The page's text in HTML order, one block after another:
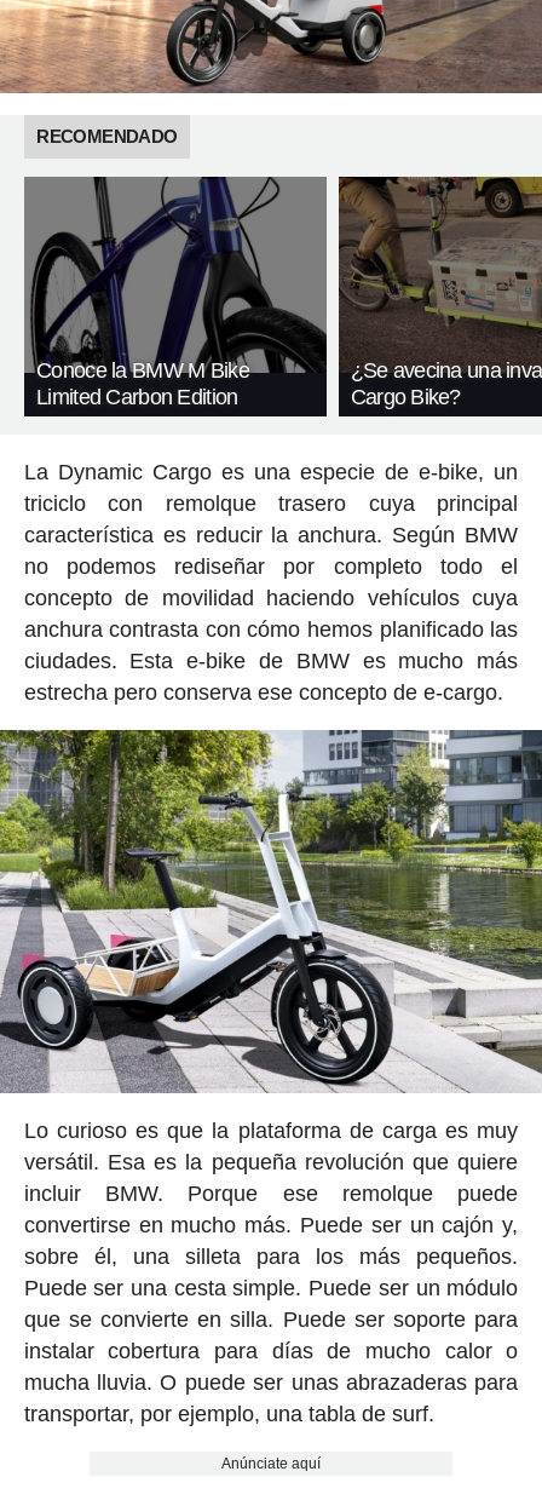
RECOMENDADO
Conoce la BMW M Bike
Limited Carbon Edition
¿Se avecina una
Cargo Bike?
La Dynamic Cargo es una especie de e-bike, un
triciclo con remolque trasero cuya principal
característica es reducir la anchura. Según BMW
no podemos rediseñar por completo todo el
concepto de movilidad haciendo vehículos cuya
anchura contrasta con cómo hemos planificado las
ciudades. Esta e-bike de BMW es mucho más
estrecha pero conserva ese concepto de e-cargo.
Lo curioso es que la plataforma de carga es muy
versátil. Esa es la pequeña revolución que quiere
incluir BMW. Porque ese remolque puede
convertirse en mucho más. Puede ser un cajón y,
sobre él, una silleta para los más pequeños.
Puede ser una cesta simple. Puede ser un módulo
que se convierte en silla. Puede ser soporte para
instalar cobertura para días de mucho calor o
mucha lluvia. O puede ser unas abrazaderas para
transportar, por ejemplo, una tabla de surf.
Anúnciate aquí